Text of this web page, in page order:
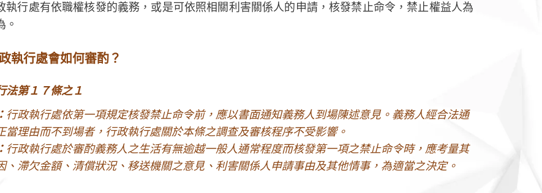
執行處有依職權核發的義務，或是可依照相關利害關係人的申請，核發禁止命令，禁止權益人為
。
執行處會如何審酌？
法第１７條之１
行政執行處依第一項規定核發禁止命令前，應以書面通知義務人到場陳述意見。義務人經合法通
當理由而不到場者，行政執行處關於本條之調查及審核程序不受影響。
行政執行處於審酌義務人之生活有無逾越一般人通常程度而核發第一項之禁止命令時，應考量其
、滯欠金額、清償狀況、移送機關之意見、利害關係人申請事由及其他情事，為適當之決定。